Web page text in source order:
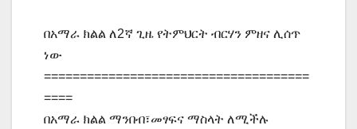
በአማራ ክልል ለ2ኛ ጊዜ የትምህርት ብርሃን ምዘና ሊሰጥ
ነው
=====================================
====
በአማራ ክልል ማንበብ፣መፃፍና ማስላት ለሚችሉ